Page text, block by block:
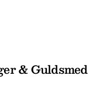
& Guldsmed